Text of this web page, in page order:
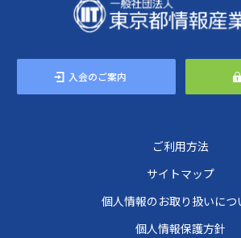
入会のご案内
ご利用方法
サイトマップ
個人情報のお取り扱いにつ
個人情報保護方針